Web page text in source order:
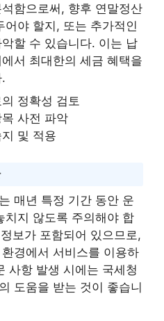
함으로써, 향후 연말정산
야 할지, 또는 추가적인
할 수 있습니다. 이는 납
서 최대한의 세금 혜택을
정확성 검토
사전 파악
및 적용
매년 특정 기간 동안 운
치지 않도록 주의해야 합
보가 포함되어 있으므로,
경에서 서비스를 이용하
사항 발생 시에는 국세청
도움을 받는 것이 좋습니